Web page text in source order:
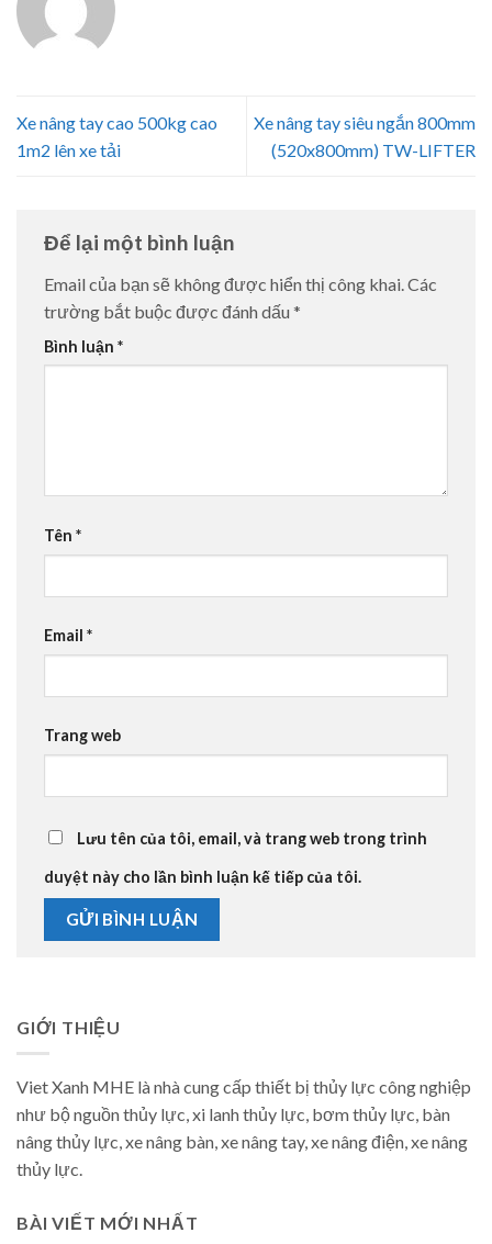
Xe nâng tay cao 500kg cao
1m2 lên xe tải
Xe nâng tay siêu ngắn 800mm
(520x800mm) TW-LIFTER
Để lại một bình luận
Email của bạn sẽ không được hiển thị công khai. Các
trường bắt buộc được đánh dấu *
Bình luận *
Tên *
Email *
Trang web
Lưu tên của tôi, email, và trang web trong trình
duyệt này cho lần bình luận kế tiếp của tôi.
GIỚI THIỆU
Viet Xanh MHE là nhà cung cấp thiết bị thủy lực công nghiệp
như bộ nguồn thủy lực, xi lanh thủy lực, bơm thủy lực, bàn
nâng thủy lực, xe nâng bàn, xe nâng tay, xe nâng điện, xe nâng
thủy lực.
BÀI VIẾT MỚI NHẤT